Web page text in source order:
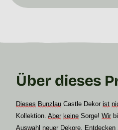
Über dieses
Dieses Bunzlau Castle Dekor ist
Kollektion. Aber keine Sorge! Wir
Auswahl neuer Dekore Entdecken